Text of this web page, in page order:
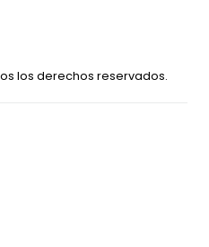
los derechos reservados.